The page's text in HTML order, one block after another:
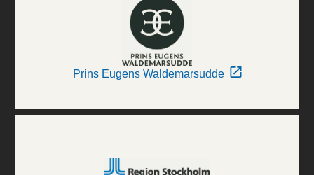
Prins Eugens Waldemarsudde